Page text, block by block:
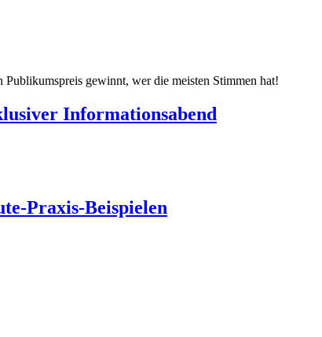
gewinnt, wer die meisten Stimmen hat!
Informationsabend
Praxis-Beispielen